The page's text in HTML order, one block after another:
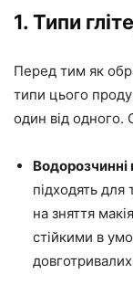
1. Типи
Перед тим як
типи цього
один від одного.
Водорозчинні
підходять для
на зняття
стійкими в
довготривалих